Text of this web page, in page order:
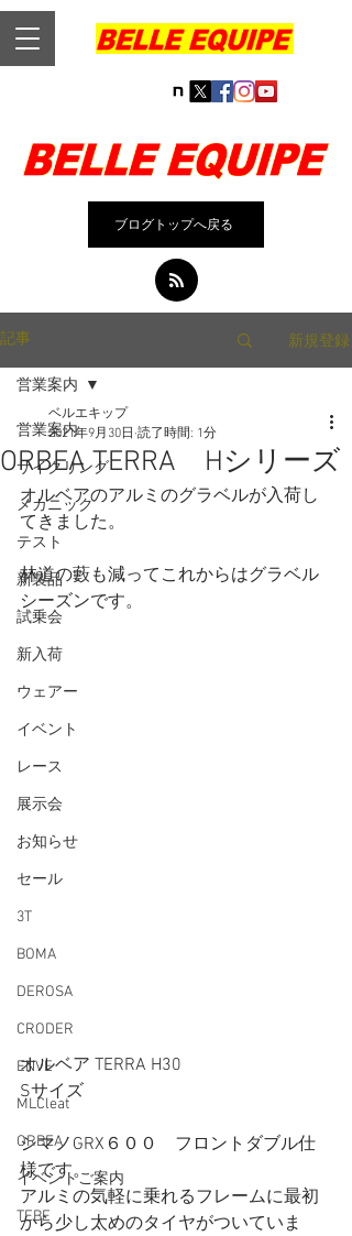
ブログトップへ戻る
記事 新規登録
営業案内
サイクリング
メカニック
テスト
新製品
試乗会
新入荷
ウェアー
イベント
レース
展示会
お知らせ
セール
3T
BOMA
DEROSA
CRODER
ENVE
MLCleat
ORBEA
イベントご案内
TEBE
営業案内
ORBEA TERRA Hシリーズ
ベルエキップ
2021年9月30日 読了時間: 1分
オルベアのアルミのグラベルが入荷し
てきました。
林道の藪も減ってこれからはグラベル
シーズンです。
オルベア TERRA H30
Sサイズ
シマノGRX６００　フロントダブル仕
様です。
アルミの気軽に乗れるフレームに最初
から少し太めのタイヤがついていま